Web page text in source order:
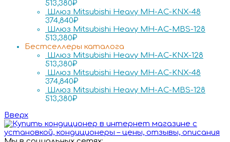
513,380₽
Шлюз Mitsubishi Heavy MH-AC-KNX-48
374,840₽
Шлюз Mitsubishi Heavy MH-AC-MBS-128
513,380₽
Бестселлеры каталога
Шлюз Mitsubishi Heavy MH-AC-KNX-128
513,380₽
Шлюз Mitsubishi Heavy MH-AC-KNX-48
374,840₽
Шлюз Mitsubishi Heavy MH-AC-MBS-128
513,380₽
Вверх